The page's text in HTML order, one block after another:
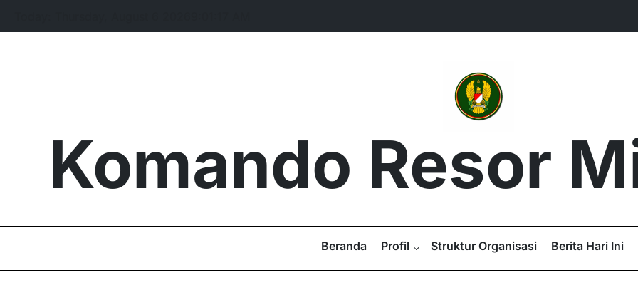
Komando Resor
Beranda Profil Struktur Organisasi Berita Hari Ini